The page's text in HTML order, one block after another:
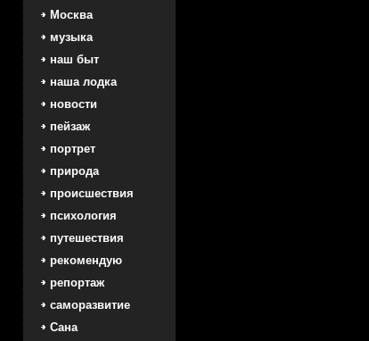
Москва
музыка
наш быт
наша лодка
новости
пейзаж
портрет
природа
происшествия
психология
путешествия
рекомендую
репортаж
саморазвитие
Сана